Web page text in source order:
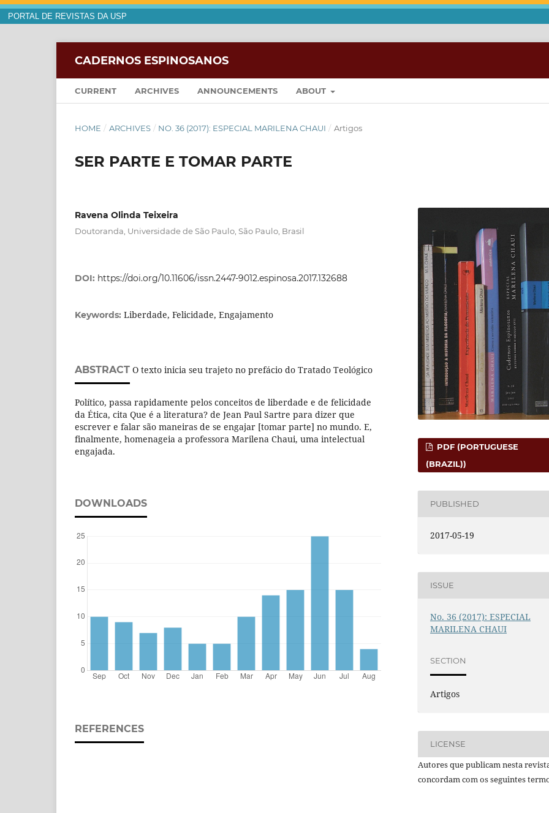
PORTAL DE REVISTAS DA USP
CADERNOS ESPINOSANOS
CURRENT ARCHIVES ANNOUNCEMENTS ABOUT
HOME / ARCHIVES / NO. 36 (2017): ESPECIAL MARILENA CHAUI / Artigos
SER PARTE E TOMAR PARTE
Ravena Olinda Teixeira
Doutoranda, Universidade de São Paulo, São Paulo, Brasil
DOI: https://doi.org/10.11606/issn.2447-9012.espinosa.2017.132688
Keywords: Liberdade, Felicidade, Engajamento
ABSTRACT O texto inicia seu trajeto no prefácio do Tratado Teológico
Político, passa rapidamente pelos conceitos de liberdade e de felicidade
da Ética, cita Que é a literatura? de Jean Paul Sartre para dizer que
escrever e falar são maneiras de se engajar [tomar parte] no mundo. E,
finalmente, homenageia a professora Marilena Chaui, uma intelectual
engajada.
DOWNLOADS
REFERENCES
PDF (PORTUGUESE
(BRAZIL))
PUBLISHED
2017-05-19
ISSUE
No. 36 (2017): ESPECIAL
MARILENA CHAUI
SECTION
Artigos
LICENSE
Autores que publicam nesta
concordam com os seguintes